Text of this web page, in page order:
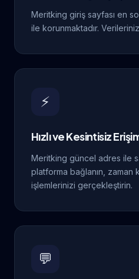
Meritking giriş sayfası en
ile korunmaktadır.
⚡
Hızlı ve Kesintisiz
Meritking güncel adres ile
platforma bağlanın, zaman
işlemlerinizi gerçekleştirin.
💬